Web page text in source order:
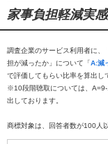
家事負担軽減実
調査企業のサービス利用者に、
担が減ったか」について「A:減
で評価してもらい比率を算出し
※10段階聴取については、
出しております。
商標対象は、回答者数が100人